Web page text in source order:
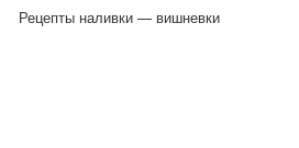
Рецепты наливки — вишневки